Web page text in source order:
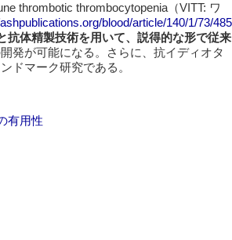
thrombotic thrombocytopenia（VITT: ワ
blood/article/140/1/73/485
抗体精製技術を用いて、説得的な形で従来
発が可能になる。さらに、抗イディオタ
ドマーク研究である。
有用性